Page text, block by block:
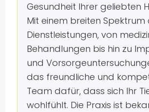
Gesundheit Ihrer geliebten
Mit einem breiten Spektrum
Dienstleistungen, von
Behandlungen bis hin zu
und
das freundliche und
Team dafür, dass sich Ihr
wohlfühlt. Die Praxis ist